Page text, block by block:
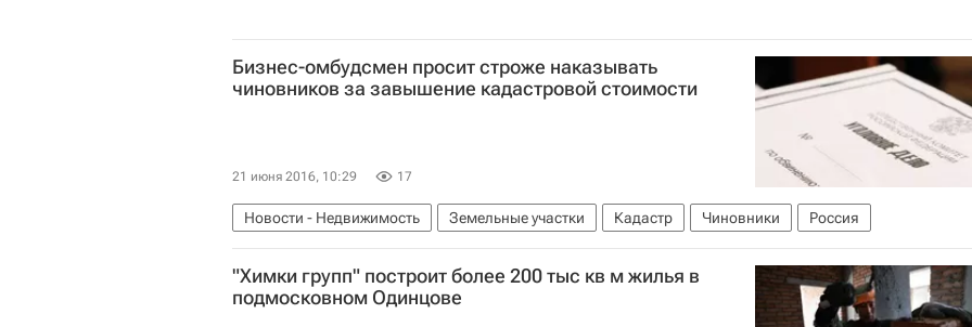
Бизнес-омбудсмен просит строже наказывать
чиновников за завышение кадастровой стоимости
21 июня 2016, 10:29 17
Новости - Недвижимость Земельные участки Кадастр Чиновники Россия
"Химки групп" построит более 200 тыс кв м жилья в
подмосковном Одинцове